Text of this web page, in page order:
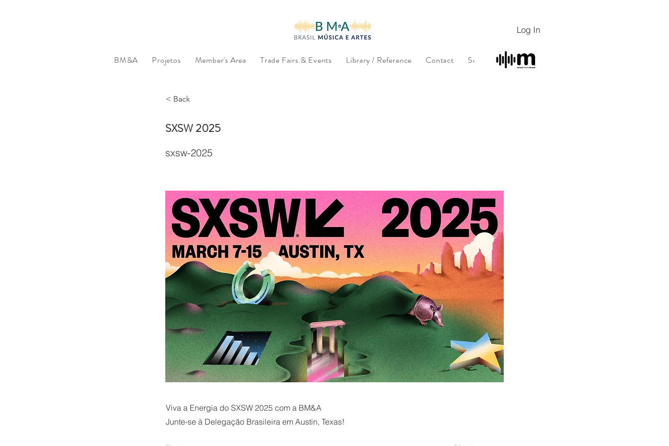
Log In
BM&A Projetos Member's Area Trade Fairs & Events Library / Reference Contact Sobre Sobre
< Back
SXSW 2025
sxsw-2025
Viva a Energia do SXSW 2025 com a BM&A
Junte-se à Delegação Brasileira em Austin, Texas!